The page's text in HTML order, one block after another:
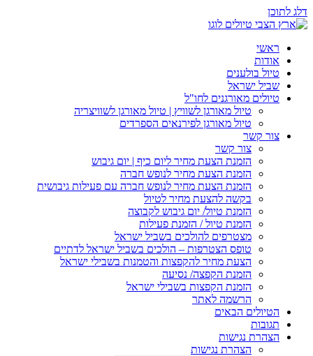
דלג לתוכן
ראשי
אודות
טיול בולענים
שביל ישראל
טיולים מאורגנים לחו"ל
טיול מאורגן לשוויץ | טיול מאורגן לשוויצריה
טיול מאורגן לפירנאים הספרדים
צור קשר
צור קשר
הזמנת הצעת מחיר ליום כיף | יום גיבוש
הזמנת הצעת מחיר לנופש חברה
הזמנת הצעת מחיר לנופש חברה עם פעילות גיבושית
בקשה להצעת מחיר לטיול
הזמנת טיול/ יום גיבוש לקבוצה
הזמנת טיול / הזמנת פעילות
מצטרפים להולכים בשביל ישראל
טופס הצטרפות – הולכים בשביל ישראל לדתיים
הצעת מחיר להקפצות והטמנות בשבילי ישראל
הזמנת הקפצה/ נסיעה
הזמנת הקפצות בשבילי ישראל
הרשמה לאתר
הטיולים הבאים
תגובות
הצהרת נגישות
הצהרת נגישות